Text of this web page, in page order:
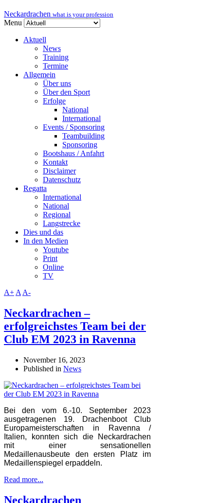
Neckardrachen what is your profession
Menu
Aktuell
News
Training
Termine
Allgemein
Über uns
Über den Sport
Erfolge
National
International
Events / Sponsoring
Teambuilding
Sponsoring
Bootshaus / Anfahrt
Kontakt
Disclaimer
Datenschutz
Regatta
International
National
Regional
Langstrecke
Dies und das
In den Medien
Youtube
Print
Online
TV
A+ A A-
Neckardrachen –
erfolgreichstes Team bei der
Club EM 2023 in Ravenna
November 16, 2023
Published in News
Bei den vom 6.-10. September 2023
ausgetragenen 19. Drachenboot Club
Europameisterschaften in Ravenna /
Italien, konnten sich die Neckardrachen
mit einer sensationellen
Medaillenausbeute den ersten Platz im
Medaillenspiegel erpaddeln.
Read more...
Neckardrachen